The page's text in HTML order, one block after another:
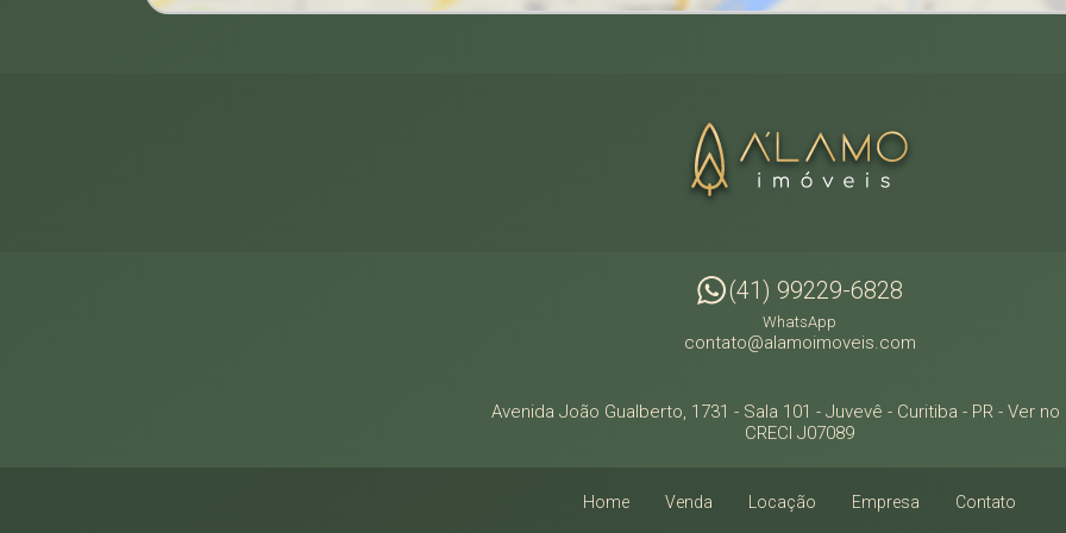
(41) 99229-6828
WhatsApp
contato@alamoimoveis.com
Avenida João Gualberto, 1731 - Sala 101 - Juvevê - Curitiba - PR- Ver no
CRECI J07089
Home Venda Locação Empresa Contato